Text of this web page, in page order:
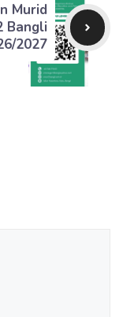
Murid
Bangli
2027